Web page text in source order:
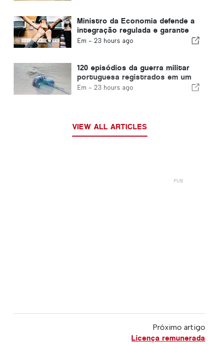
Ministro da Economia defende a
integração regulada e garante
um canal acelerado para
Em - 23 hours ago
120 episódios da guerra militar
portuguesa registrados em um
único dia
Em - 23 hours ago
VIEW ALL ARTICLES
Próximo artigo
Licença remunerada